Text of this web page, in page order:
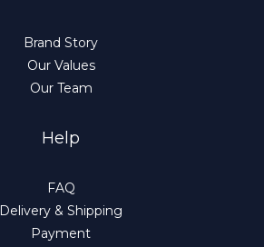
Brand Story
Our Values
Our Team
Help
FAQ
Delivery & Shipping
Payment